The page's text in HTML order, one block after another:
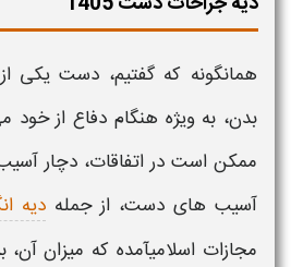
همانگونه که گفتیم، دست یکی
بدن، به ویژه هنگام دفاع از خود
ممکن است در اتفاقات، دچار
آسیب های دست، از جمله دیه
مجازات اسلامیآمده که میزان آن،